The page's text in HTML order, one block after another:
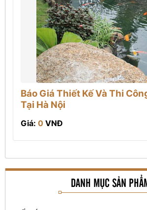
Báo Giá Thiết Kế Và Thi
Tại Hà Nội
Giá: 0 VNĐ
DANH MỤC SẢN